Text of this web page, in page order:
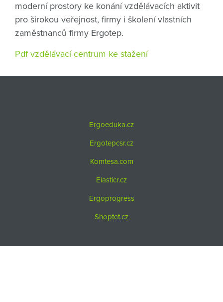
moderní prostory ke konání vzdělávacích aktivit
pro širokou veřejnost, firmy i školení vlastních
zaměstnanců firmy Ergotep.
Pdf vzdělávací centrum ke stažení
Ergoeduka.cz
Ergotepcsr.cz
Komtesa.com
Elasticr.cz
Ergoprogress
Shoptet.cz